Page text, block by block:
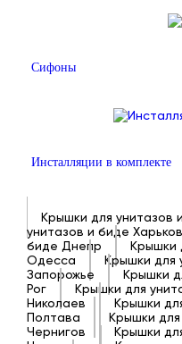
Сифоны
Инсталляции в комплекте
Крышки для унитазов
унитазов и биде Харьков
биде Днепр
Крышки
Одесса
Крышки для
Запорожье
Крышки
Рог
Крышки для
Николаев
Крышки
Полтава
Крышки
Чернигов
Крышки